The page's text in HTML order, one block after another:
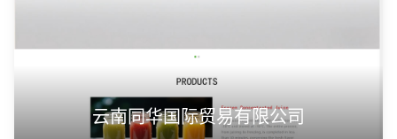
云南同华国际贸易有限公司